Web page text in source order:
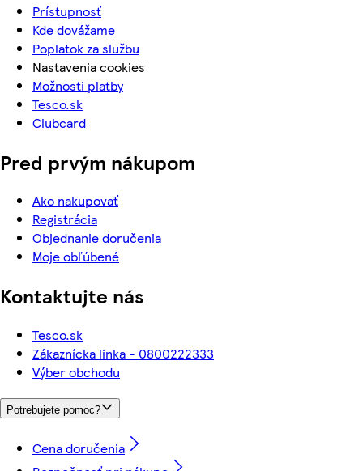
Prístupnosť
Kde dovážame
Poplatok za službu
Nastavenia cookies
Možnosti platby
Tesco.sk
Clubcard
Pred prvým nákupom
Ako nakupovať
Registrácia
Objednanie doručenia
Moje obľúbené
Kontaktujte nás
Tesco.sk
Zákaznícka linka - 0800222333
Výber obchodu
Potrebujete pomoc?
Cena doručenia